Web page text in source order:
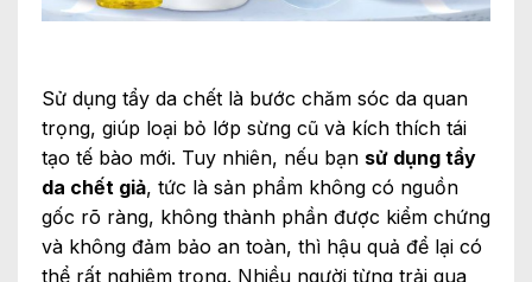
Sử dụng tẩy da chết là bước chăm sóc da quan
trọng, giúp loại bỏ lớp sừng cũ và kích thích tái
tạo tế bào mới. Tuy nhiên, nếu bạn sử dụng tẩy
da chết giả, tức là sản phẩm không có nguồn
gốc rõ ràng, không thành phần được kiểm chứng
và không đảm bảo an toàn, thì hậu quả để lại có
thể rất nghiêm trọng. Nhiều người từng trải qua